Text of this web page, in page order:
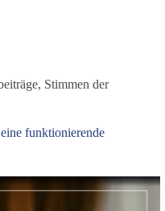
, Stimmen der
funktionierende